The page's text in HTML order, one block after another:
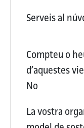
Serveis al
Compteu o
d’aquestes
No
La vostra